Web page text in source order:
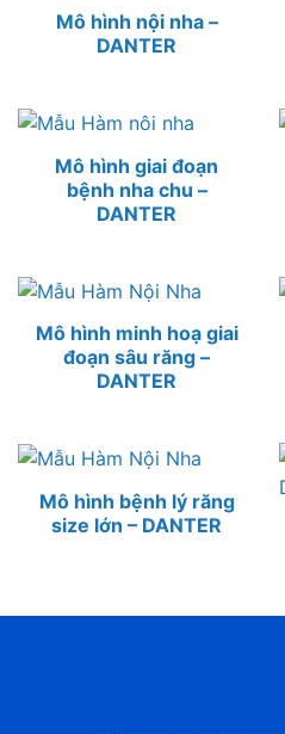
Mô hình nội nha –
DANTER
Mô hình giai đoạn
bệnh nha chu –
DANTER
Mô hình minh hoạ giai
đoạn sâu răng –
DANTER
Mô hình bệnh lý răng
size lớn – DANTER